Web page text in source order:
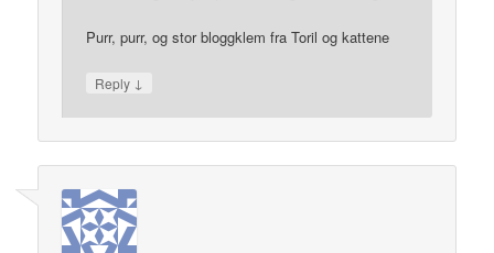
Purr, purr, og stor bloggklem fra Toril og kattene
Reply ↓